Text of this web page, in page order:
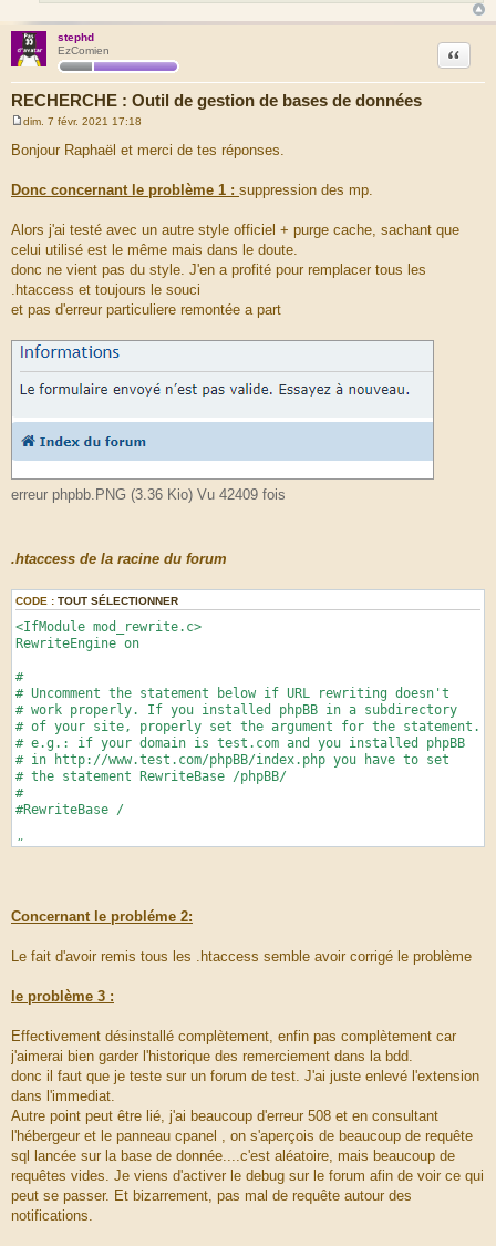
stephd
EzComien
RECHERCHE : Outil de gestion de bases de données
Citation
e
s
a
g
dim. 7 févr. 2021 17:18
Bonjour Raphaël et merci de tes réponses.
Donc concernant le problème 1 : suppression des mp.
Alors j'ai testé avec un autre style officiel + purge cache, sachant que
celui utilisé est le même mais dans le doute.
donc ne vient pas du style. J'en a profité pour remplacer tous les
.htaccess et toujours le souci
et pas d'erreur particuliere remontée a part
erreur phpbb.PNG (3.36 Kio) Vu 42409 fois
.htaccess de la racine du forum
CODE : TOUT SÉLECTIONNER
<IfModule mod_rewrite.c>
RewriteEngine on
#
# Uncomment the statement below if URL rewriting doesn't
# work properly. If you installed phpBB in a subdirectory
# of your site, properly set the argument for the statement.
# e.g.: if your domain is test.com and you installed phpBB
# in http://www.test.com/phpBB/index.php you have to set
# the statement RewriteBase /phpBB/
#
#RewriteBase /
#
via Apache CGI.
#
{HTTP:Authorization},L]
#
# The following 3 lines will rewrite URLs passed through the
# to not require app.php in the actual URL. In other words,
a controller is
# by default accessed at /app.php/my/controller, but can
also be accessed at
# /my/controller
#
RewriteCond %{REQUEST_FILENAME} !-f
RewriteCond %{REQUEST_FILENAME} !-d
RewriteRule ^(.*)$ app.php [QSA,L]
# If symbolic links are not already being followed,
Concernant le probléme 2:
Le fait d'avoir remis tous les .htaccess semble avoir corrigé le problème
le problème 3 :
Effectivement désinstallé complètement, enfin pas complètement car
j'aimerai bien garder l'historique des remerciement dans la bdd.
donc il faut que je teste sur un forum de test. J'ai juste enlevé l'extension
dans l'immediat.
Autre point peut être lié, j'ai beaucoup d'erreur 508 et en consultant
l'hébergeur et le panneau cpanel , on s'aperçois de beaucoup de requête
sql lancée sur la base de donnée....c'est aléatoire, mais beaucoup de
requêtes vides. Je viens d'activer le debug sur le forum afin de voir ce qui
peut se passer. Et bizarrement, pas mal de requête autour des
notifications.